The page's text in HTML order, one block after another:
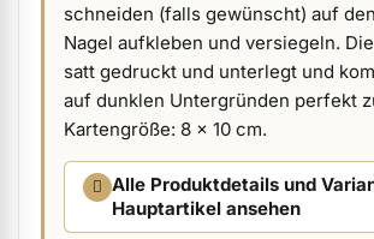
schneiden (falls gewünscht) auf den
Nagel aufkleben und versiegeln.
satt gedruckt und unterlegt und
auf dunklen Untergründen perfekt
Kartengröße: 8 x 10 cm.
Alle Produktdetails und
Hauptartikel ansehen